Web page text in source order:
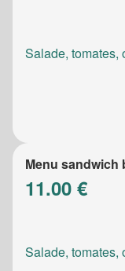
Salade, tomates,
Menu sandwich
11.00 €
Salade, tomates,